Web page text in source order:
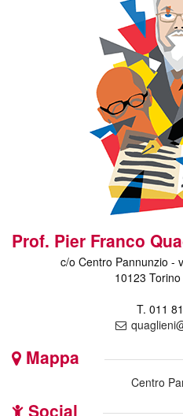
Prof. Pier Franco
c/o Centro Pannunzio -
10123
T. 011
Mappa
Centro
Social